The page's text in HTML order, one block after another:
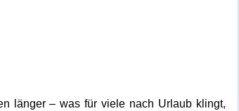
länger – was für viele nach Urlaub klingt,